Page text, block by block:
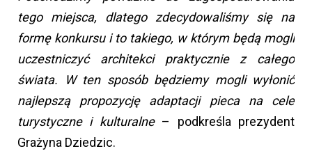
tego miejsca, dlatego zdecydowaliśmy się na
formę konkursu i to takiego, w którym będą mogli
uczestniczyć architekci praktycznie z całego
świata. W ten sposób będziemy mogli wyłonić
najlepszą propozycję adaptacji pieca na cele
turystyczne i kulturalne– podkreśla prezydent
Grażyna Dziedzic.